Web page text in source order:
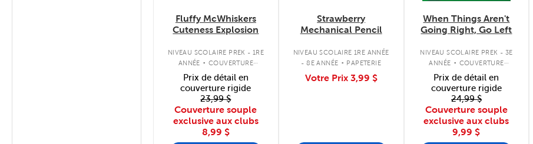
Fluffy McWhiskers
Cuteness Explosion
NIVEAU SCOLAIRE PREK - 1RE
ANNÉE . COUVERTURE
SOUPLE
Prix de détail en
couverture rigide
23,99 $
Couverture souple
exclusive aux clubs
8,99 $
Strawberry
Mechanical Pencil
NIVEAU SCOLAIRE 1RE ANNÉE
- 8E ANNÉE . PAPETERIE
Votre Prix 3,99 $
When Things Aren't
Going Right, Go Left
NIVEAU SCOLAIRE PREK - 3E
ANNÉE . COUVERTURE
SOUPLE
Prix de détail en
couverture rigide
24,99 $
Couverture souple
exclusive aux clubs
9,99 $